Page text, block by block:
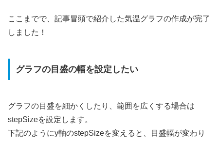
ここまでで、記事冒頭で紹介した気温グラフの作成が完了
しました！
グラフの目盛の幅を設定したい
グラフの目盛を細かくしたり、範囲を広くする場合は
stepSizeを設定します。
下記のようにy軸のstepSizeを変えると、目盛幅が変わり